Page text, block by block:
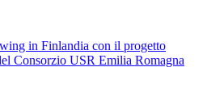
in Finlandia con il progetto
Consorzio USR Emilia Romagna